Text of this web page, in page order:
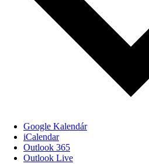
Google Kalendár
iCalendar
Outlook 365
Outlook Live